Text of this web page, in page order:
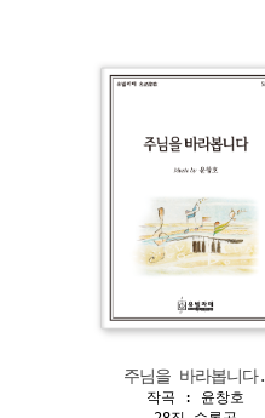
주님을 바라봅니다.
작곡 : 윤창호